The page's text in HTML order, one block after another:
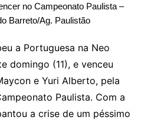
no Campeonato Paulista –
Barreto/Ag. Paulistão
a Portuguesa na Neo
domingo (11), e venceu
e Yuri Alberto, pela
Paulista. Com a
a crise de um péssimo